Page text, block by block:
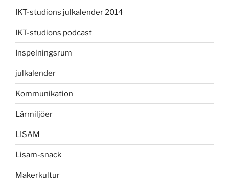
IKT-studions julkalender 2014
IKT-studions podcast
Inspelningsrum
julkalender
Kommunikation
Lärmiljöer
LISAM
Lisam-snack
Makerkultur